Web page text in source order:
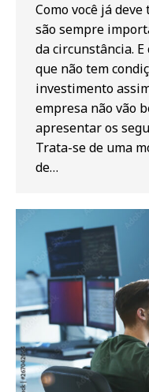
Como você já
são sempre
da circunstância.
que não tem
investimento
empresa não vão
apresentar os
Trata-se de uma
de…